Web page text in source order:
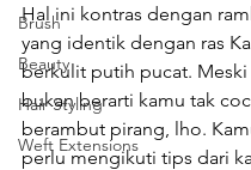
Brush
Beauty
Hair Styling
Weft Extensions
Hal ini kontras dengan
yang identik dengan ras
berkulit putih pucat.
bukan berarti kamu tak
berambut pirang, lho.
perlu mengikuti tips dari